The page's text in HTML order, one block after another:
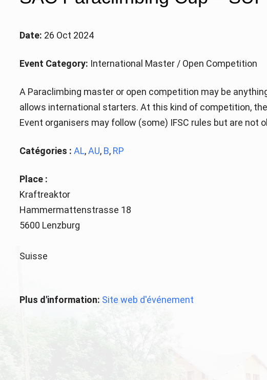
Date: 26 Oct 2024
Event Category: International Master / Open Competition
A Paraclimbing master or open competition may be
allows international starters. At this kind of competition,
Event organisers may follow (some) IFSC rules but are not
Catégories : AL,AU, B, RP
Place :
Kraftreaktor
Hammermattenstrasse 18
5600 Lenzburg
Suisse
Plus d'information: Site web d'événement